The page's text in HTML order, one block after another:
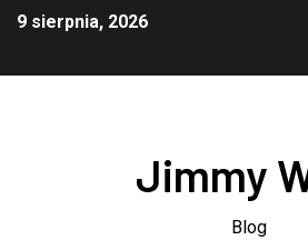
9 sierpnia, 2026
Jimmy
Blog